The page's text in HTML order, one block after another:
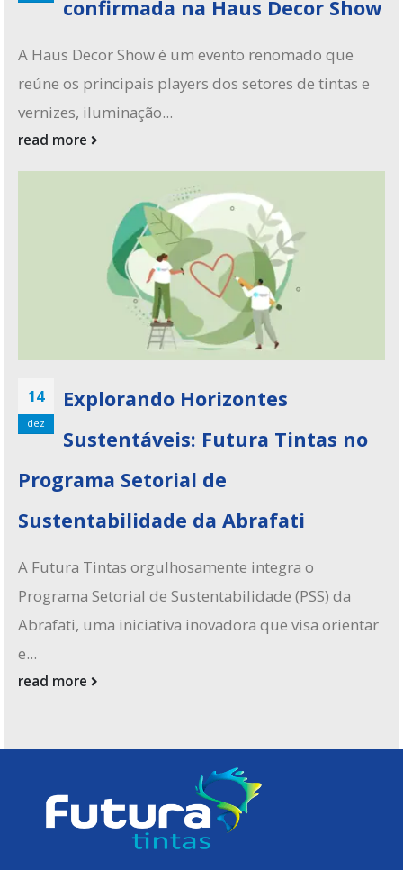
confirmada na Haus Decor Show
A Haus Decor Show é um evento renomado que
reúne os principais players dos setores de tintas e
vernizes, iluminação...
read more
14
dez
Explorando Horizontes
Sustentáveis: Futura Tintas no
Programa Setorial de
Sustentabilidade da Abrafati
A Futura Tintas orgulhosamente integra o
Programa Setorial de Sustentabilidade (PSS) da
Abrafati, uma iniciativa inovadora que visa orientar
e...
read more